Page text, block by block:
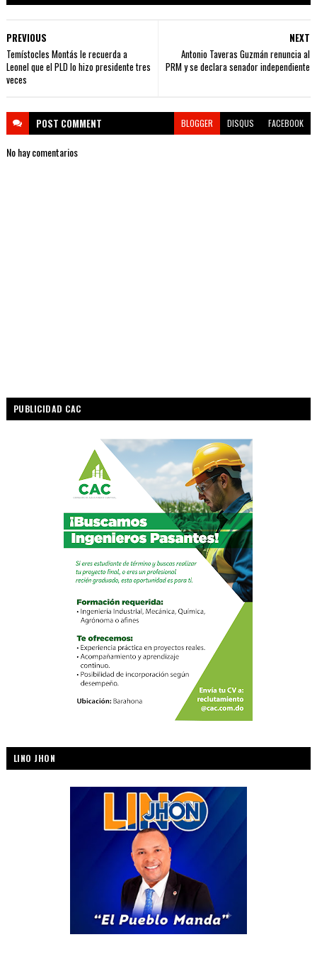
NEXT
Antonio Taveras Guzmán renuncia al
PRM y se declara senador independiente
PREVIOUS
Temístocles Montás le recuerda a
Leonel que el PLD lo hizo presidente tres
veces
POST COMMENT BLOGGER DISQUS FACEBOOK
No hay comentarios
PUBLICIDAD CAC
LINO JHON